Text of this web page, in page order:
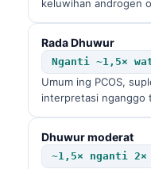
keluwihan androgen
Rada Dhuwur
Nganti ~1,5×
Umum ing PCOS,
interpretasi nganggo
Dhuwur moderat
~1,5× nganti 2×